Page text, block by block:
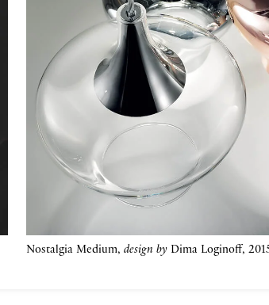
Nostalgia Medium, design by Dima Loginoff,